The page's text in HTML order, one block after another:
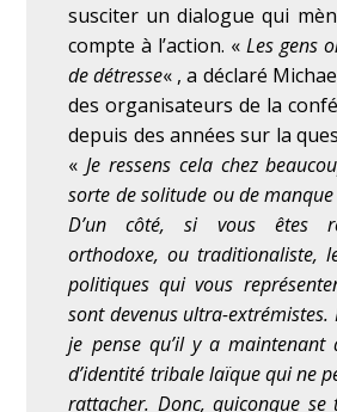
susciter un dialogue qui
compte à l’action. « Les gens
de détresse« , a déclaré
des organisateurs de la
depuis des années sur la
«Je ressens cela chez
sorte de solitude ou de
D’un côté, si vous êtes
orthodoxe, ou traditionaliste,
politiques qui vous
sont devenus ultra-extrémistes.
je pense qu’il y a maintenant
d’identité tribale laïque qui ne
rattacher. Donc, quiconque se